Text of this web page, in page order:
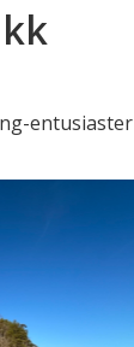
entusiaster